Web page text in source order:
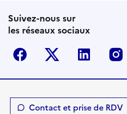
Suivez-nous sur
les réseaux sociaux
Facebook Twitter-X Linkedin
Contact et prise de RDV